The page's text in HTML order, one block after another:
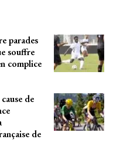
parades
souffre
complice
de
de